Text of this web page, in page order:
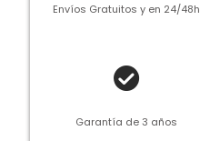
Envíos Gratuitos y en 24/48h
Garantía de 3 años